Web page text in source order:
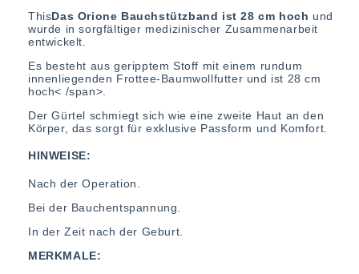
ThisDas Orione Bauchstützband ist 28 cm hoch und
wurde in sorgfältiger medizinischer Zusammenarbeit
entwickelt.
Es besteht aus geripptem Stoff mit einem rundum
innenliegenden Frottee-Baumwollfutter und ist 28 cm
hoch< /span>
Der Gürtel schmiegt sich wie eine zweite Haut an den
Körper, das sorgt für exklusive Passform und Komfort.
HINWEISE:
Nach der Operation.
Bei der Bauchentspannung.
In der Zeit nach der Geburt.
MERKMALE: